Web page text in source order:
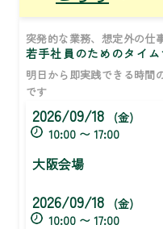
突発的な業務、想定外の仕
若手社員のためのタイ
明日から即実践できる時間
です
2026/09/18
(金)
10:00 〜 17:00
大阪会場
2026/09/18
(金)
10:00 〜 17:00